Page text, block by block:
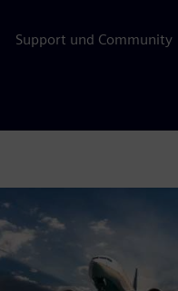
Support und Community